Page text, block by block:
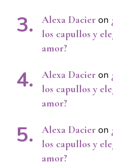
Alexa Dacier on
los capullos y
amor?
Alexa Dacier on
los capullos y
amor?
Alexa Dacier on
los capullos y
amor?